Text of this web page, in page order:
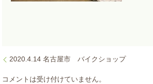
2020.4.14 名古屋市 バイクショップ
コメントは受け付けていません。